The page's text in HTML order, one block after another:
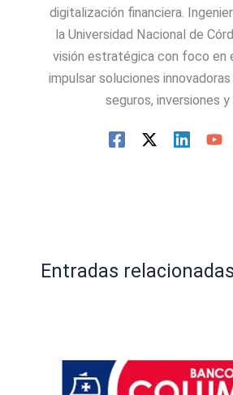
digitalización financiera.
la Universidad Nacional de
visión estratégica con foco en
impulsar soluciones
seguros, inversiones y
Entradas relacionadas